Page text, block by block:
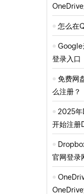
怎么在
Google
登录入口
免费网
么注册？
2025年
开始注册
官网登录